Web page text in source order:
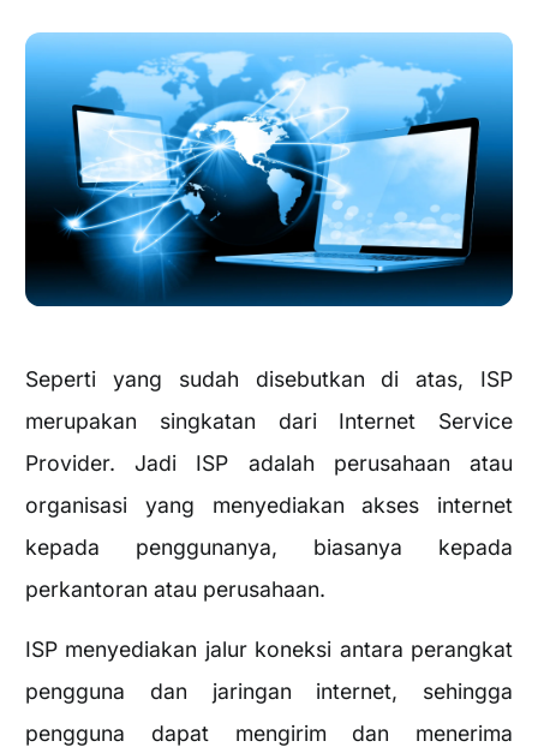
Seperti yang sudah disebutkan di atas, ISP
merupakan singkatan dari Internet Service
Provider. Jadi ISP adalah perusahaan atau
organisasi yang menyediakan akses internet
kepada penggunanya, biasanya kepada
perkantoran atau perusahaan.
ISP menyediakan jalur koneksi antara perangkat
pengguna dan jaringan internet, sehingga
pengguna dapat mengirim dan menerima